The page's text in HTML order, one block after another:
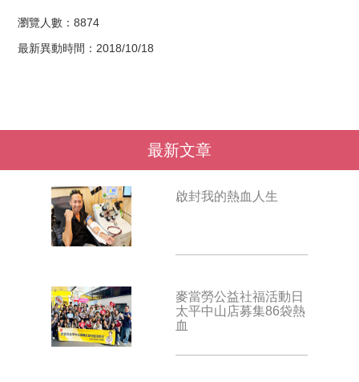
瀏覽人數：8874
最新異動時間：2018/10/18
最新文章
啟封我的熱血人生
麥當勞公益社福活動日
太平中山店募集86袋熱
血